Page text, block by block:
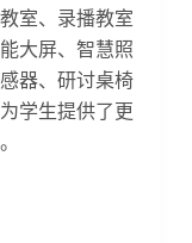
室、录播教室
大屏、智慧照
器、研讨桌椅
学生提供了更